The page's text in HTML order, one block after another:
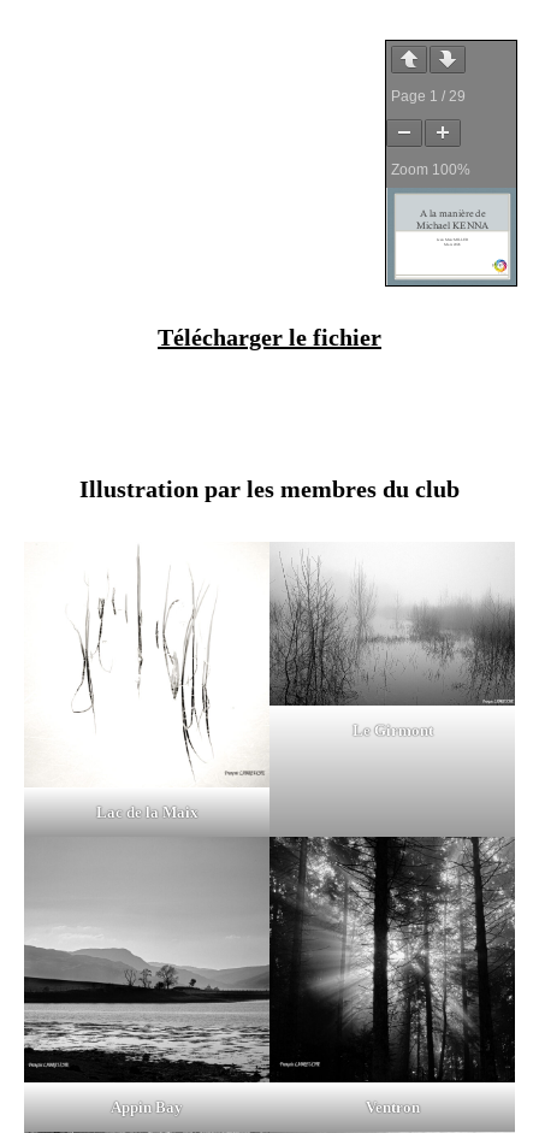
Page 1 / 29
Zoom 100%
Télécharger le fichier
Illustration par les membres du club
Lac de la Maix
Le Girmont
Appin Bay Ventron